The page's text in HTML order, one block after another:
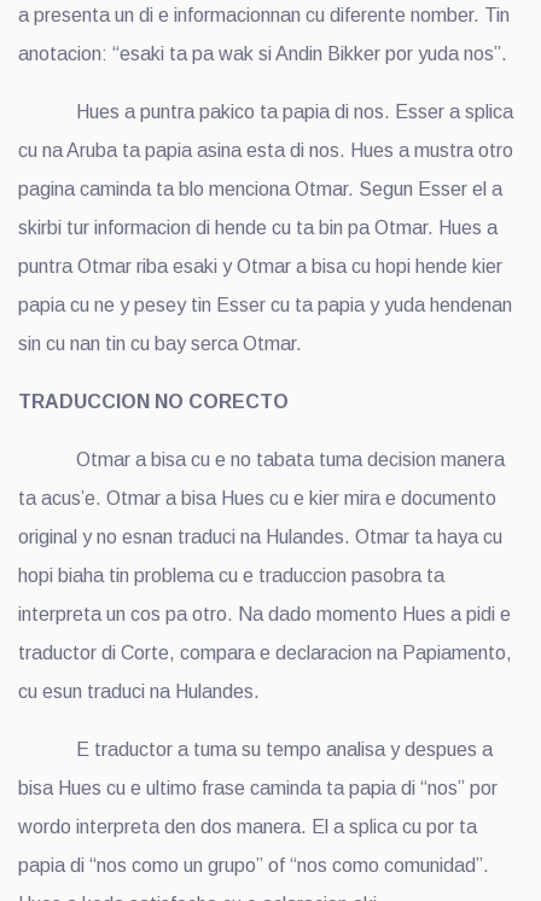
a presenta un di e informacionnan cu diferente nomber. Tin
anotacion: “esaki ta pa wak si Andin Bikker por yuda nos”.
Hues a puntra pakico ta papia di nos. Esser a splica
cu na Aruba ta papia asina esta di nos. Hues a mustra otro
pagina caminda ta blo menciona Otmar. Segun Esser el a
skirbi tur informacion di hende cu ta bin pa Otmar. Hues a
puntra Otmar riba esaki y Otmar a bisa cu hopi hende kier
papia cu ne y pesey tin Esser cu ta papia y yuda hendenan
sin cu nan tin cu bay serca Otmar.
TRADUCCION NO CORECTO
Otmar a bisa cu e no tabata tuma decision manera
ta acus’e. Otmar a bisa Hues cu e kier mira e documento
original y no esnan traduci na Hulandes. Otmar ta haya cu
hopi biaha tin problema cu e traduccion pasobra ta
interpreta un cos pa otro. Na dado momento Hues a pidi e
traductor di Corte, compara e declaracion na Papiamento,
cu esun traduci na Hulandes.
E traductor a tuma su tempo analisa y despues a
bisa Hues cu e ultimo frase caminda ta papia di “nos” por
wordo interpreta den dos manera. El a splica cu por ta
papia di “nos como un grupo” of “nos como comunidad”.